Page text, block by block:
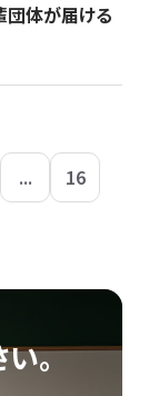
団体が届ける
... 16
。